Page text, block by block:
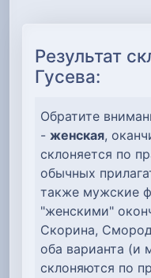
Результат
Гусева:
Обратите
- женская,
склоняется по
обычных
также мужские
"женскими"
Скорина,
оба варианта (и
склоняются по